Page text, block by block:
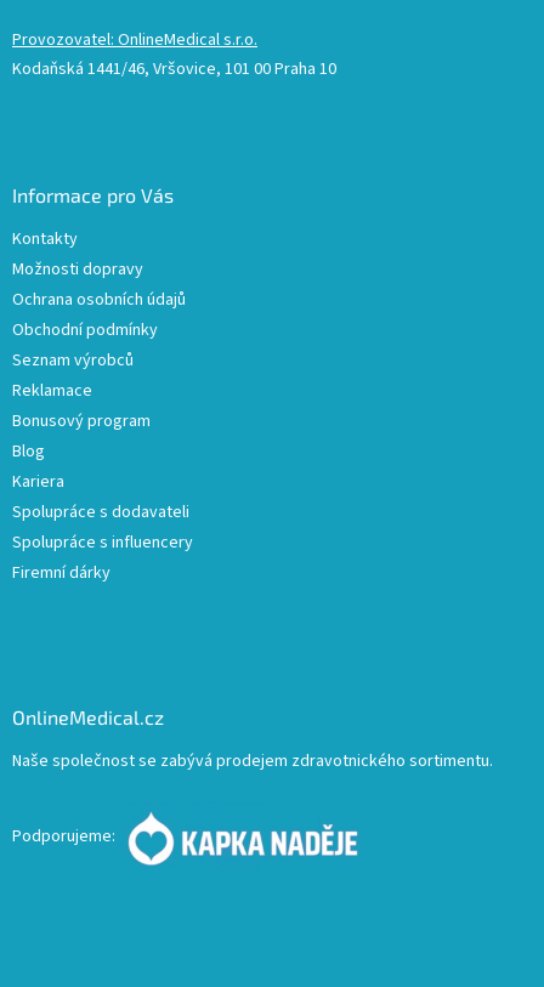
Provozovatel: OnlineMedical s.r.o.
Kodaňská 1441/46, Vršovice, 101 00 Praha 10
Informace pro Vás
Kontakty
Možnosti dopravy
Ochrana osobních údajů
Obchodní podmínky
Seznam výrobců
Reklamace
Bonusový program
Blog
Kariera
Spolupráce s dodavateli
Spolupráce s influencery
Firemní dárky
OnlineMedical.cz
Naše společnost se zabývá prodejem zdravotnického sortimentu.
Podporujeme: